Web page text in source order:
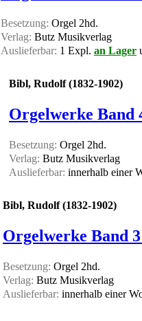
Besetzung: Orgel 2hd.
Verlag: Butz Musikverlag
Auslieferbar: 1 Expl. an Lager
Bibl, Rudolf (1832-1902)
Orgelwerke Band
Besetzung: Orgel 2hd.
Verlag: Butz Musikverlag
Auslieferbar: innerhalb einer
Bibl, Rudolf (1832-1902)
Orgelwerke Band
Besetzung: Orgel 2hd.
Verlag: Butz Musikverlag
Auslieferbar: innerhalb einer